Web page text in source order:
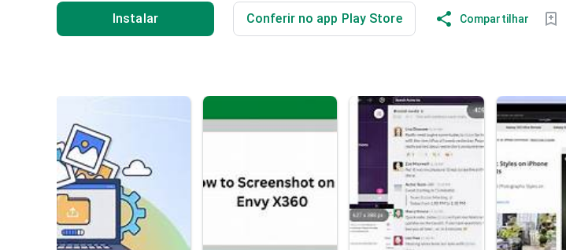
Instalar Conferir no app Play Store Compartilhar